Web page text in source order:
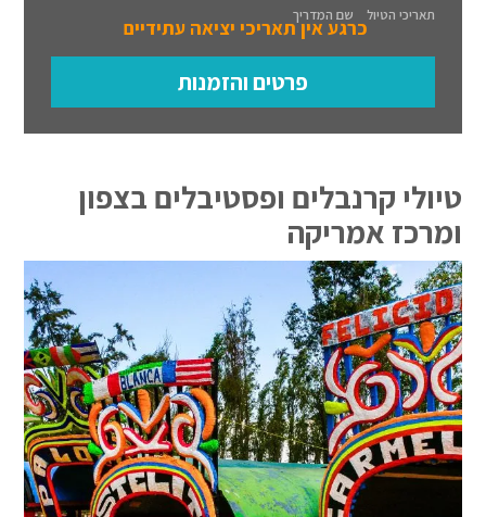
תאריכי הטיול שם המדריך
כרגע אין תאריכי יציאה עתידיים
פרטים והזמנות
טיולי קרנבלים ופסטיבלים בצפון
ומרכז אמריקה